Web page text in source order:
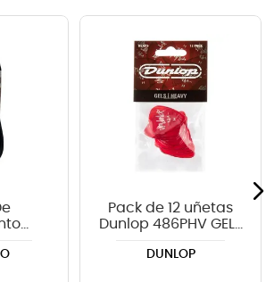
6mts
Pack de 12 uñetas
Dunlop 486PHV GELS
DUNLOP